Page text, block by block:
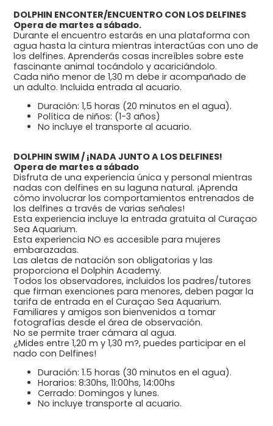
DOLPHIN ENCONTER/ENCUENTRO CON LOS DELFINES
Opera de martes a sábado.
Durante el encuentro estarás en una plataforma con
agua hasta la cintura mientras interactúas con uno de
los delfines. Aprenderás cosas increíbles sobre este
fascinante animal tocándolo y acariciándolo.
Cada niño menor de 1,30 m debe ir acompañado de
un adulto. Incluida entrada al acuario.
Duración: 1,5 horas (20 minutos en el agua).
Política de niños: (1-3 años)
No incluye el transporte al acuario.
DOLPHIN SWIM / ¡NADA JUNTO A LOS DELFINES!
Opera de martes a sábado
Disfruta de una experiencia única y personal mientras
nadas con delfines en su laguna natural. ¡Aprenda
cómo involucrar los comportamientos entrenados de
los delfines a través de varias señales!
Esta experiencia incluye la entrada gratuita al Curaçao
Sea Aquarium.
Esta experiencia NO es accesible para mujeres
embarazadas.
Las aletas de natación son obligatorias y las
proporciona el Dolphin Academy.
Todos los observadores, incluidos los padres/tutores
que firman exenciones para menores, deben pagar la
tarifa de entrada en el Curaçao Sea Aquarium.
Familiares y amigos son bienvenidos a tomar
fotografías desde el área de observación.
No se permite traer cámara al agua.
¿Mides entre 1,20 m y 1,30 m?, puedes participar en el
nado con Delfines!
Duración: 1.5 horas (30 minutos en el agua).
Horarios: 8:30hs, 11:00hs, 14:00hs
Cerrado: Domingos y lunes.
No incluye transporte al acuario.